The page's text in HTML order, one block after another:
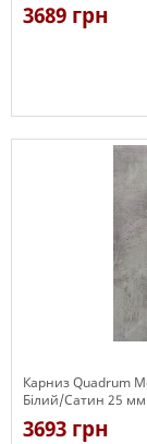
3689 грн
Карниз Quadrum
Білий/Сатин 25 мм
3693 грн